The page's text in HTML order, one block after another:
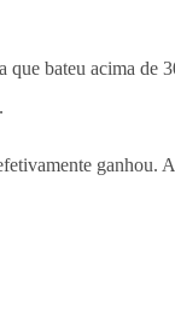
bateu acima de
.
ganhou.